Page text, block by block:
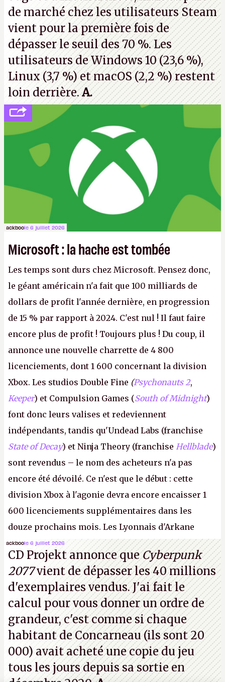
de marché chez les utilisateurs Steam
vient pour la première fois de
dépasser le seuil des 70 %. Les
utilisateurs de Windows 10 (23,6 %),
Linux (3,7 %) et macOS (2,2 %) restent
loin derrière.A.
ackboole 6 juillet 2026
Microsoft : la hache est tombée
Les temps sont durs chez Microsoft. Pensez donc,
le géant américain n'a fait que 100 milliards de
dollars de profit l'année dernière, en progression
de 15 % par rapport à 2024. C'est nul ! Il faut faire
encore plus de profit ! Toujours plus ! Du coup, il
annonce une nouvelle charrette de 4 800
licenciements, dont 1 600 concernant la division
Xbox. Les studios Double Fine (Psychonauts 2,
Keeper) et Compulsion Games (South of Midnight)
font donc leurs valises et redeviennent
indépendants, tandis qu'Undead Labs (franchise
State of Decay) et Ninja Theory (franchise Hellblade)
sont revendus – le nom des acheteurs n'a pas
encore été dévoilé. Ce n'est que le début : cette
division Xbox à l'agonie devra encore encaisser 1
600 licenciements supplémentaires dans les
douze prochains mois. Les Lyonnais d'Arkane
(Dishonored, Deathloop) pourraient faire partie des
prochaines victimes, puisque Microsoft a confirmé
vouloir se séparer du studio.A.
ackboole 6 juillet 2026
CD Projekt annonce queCyberpunk
2077vient de dépasser les 40 millions
d'exemplaires vendus. J'ai fait le
calcul pour vous donner un ordre de
grandeur, c'est comme si chaque
habitant de Concarneau (ils sont 20
000) avait acheté une copie du jeu
tous les jours depuis sa sortie en